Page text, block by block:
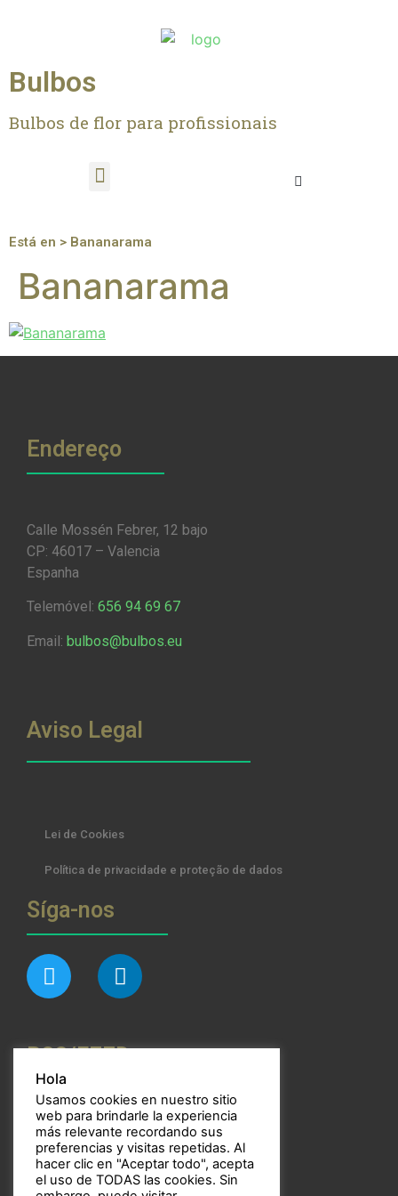
Bulbos
Bulbos de flor para profissionais
Está en > Bananarama
Bananarama
Endereço
Calle Mossén Febrer, 12 bajo
CP: 46017 – Valencia
Espanha
Telemóvel: 656 94 69 67
Email: bulbos@bulbos.eu
Aviso Legal
Lei de Cookies
Política de privacidade e proteção de dados
Síga-nos
RSS/FEED
Bulbos
Hola
Usamos cookies en nuestro sitio
web para brindarle la experiencia
más relevante recordando sus
preferencias y visitas repetidas. Al
hacer clic en "Aceptar todo", acepta
el uso de TODAS las cookies. Sin